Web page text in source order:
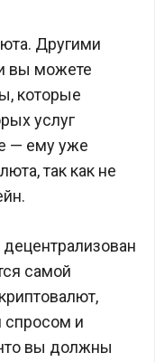
Другими
вы можете
которые
услуг
— ему уже
так как не
самой
спросом и
вы должны